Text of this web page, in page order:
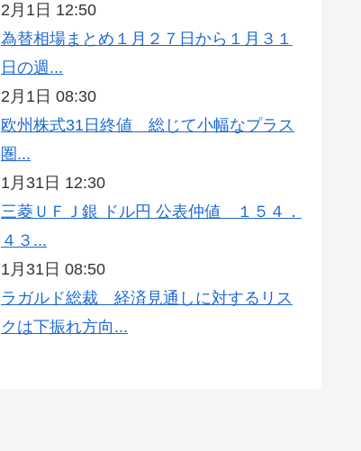
2月1日 12:50
為替相場まとめ１月２７日から１月３１
日の週...
2月1日 08:30
欧州株式31日終値 総じて小幅なプラス
圏...
1月31日 12:30
三菱ＵＦＪ銀 ドル円 公表仲値 １５４．
４３...
1月31日 08:50
ラガルド総裁 経済見通しに対するリス
クは下振れ方向...